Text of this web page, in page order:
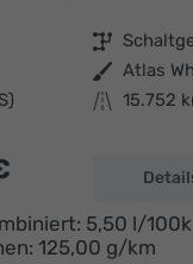
Getriebe
Außenfarbe Atlas
Kilometerstand 15.752
5,50 l/
125,00 g/km